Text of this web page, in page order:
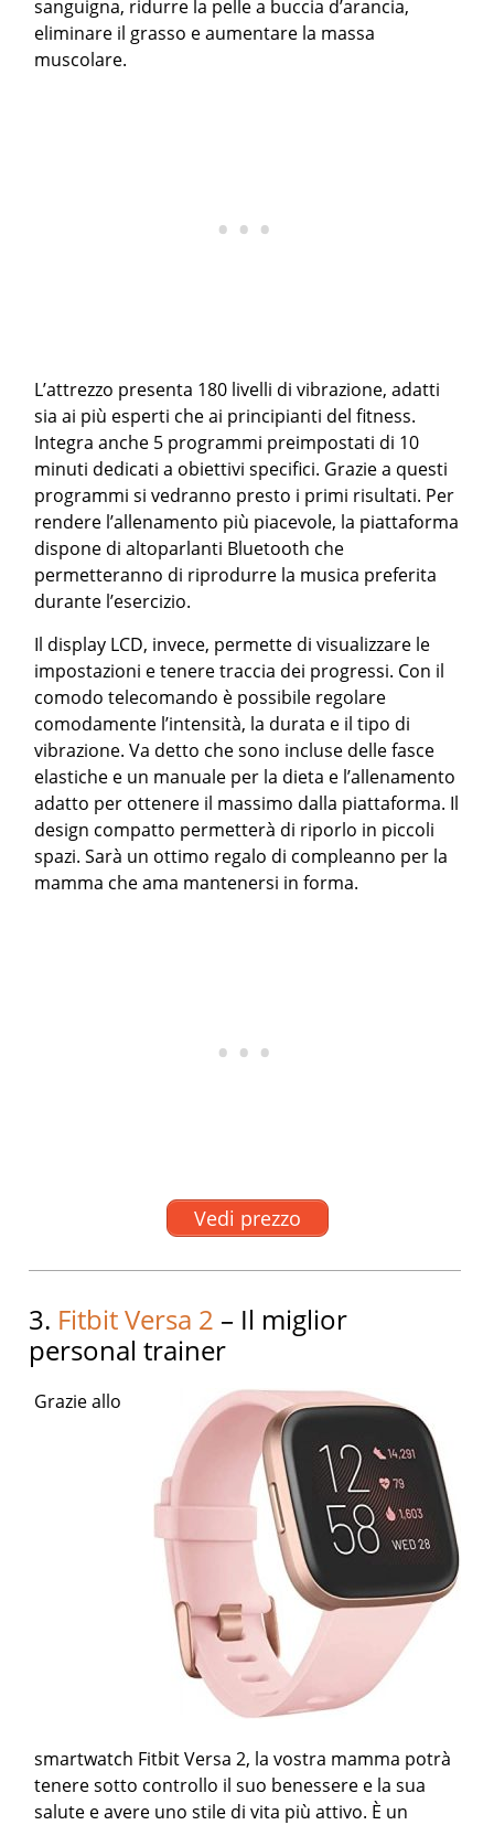
sanguigna, ridurre la pelle a buccia d’arancia,
eliminare il grasso e aumentare la massa
muscolare.
L’attrezzo presenta 180 livelli di vibrazione, adatti
sia ai più esperti che ai principianti del fitness.
Integra anche 5 programmi preimpostati di 10
minuti dedicati a obiettivi specifici. Grazie a questi
programmi si vedranno presto i primi risultati. Per
rendere l’allenamento più piacevole, la piattaforma
dispone di altoparlanti Bluetooth che
permetteranno di riprodurre la musica preferita
durante l’esercizio.
Il display LCD, invece, permette di visualizzare le
impostazioni e tenere traccia dei progressi. Con il
comodo telecomando è possibile regolare
comodamente l’intensità, la durata e il tipo di
vibrazione. Va detto che sono incluse delle fasce
elastiche e un manuale per la dieta e l’allenamento
adatto per ottenere il massimo dalla piattaforma. Il
design compatto permetterà di riporlo in piccoli
spazi. Sarà un ottimo regalo di compleanno per la
mamma che ama mantenersi in forma.
Vedi prezzo
3. Fitbit Versa 2 – Il miglior
personal trainer
Grazie allo
smartwatch Fitbit Versa 2, la vostra mamma potrà
tenere sotto controllo il suo benessere e la sua
salute e avere uno stile di vita più attivo. È un